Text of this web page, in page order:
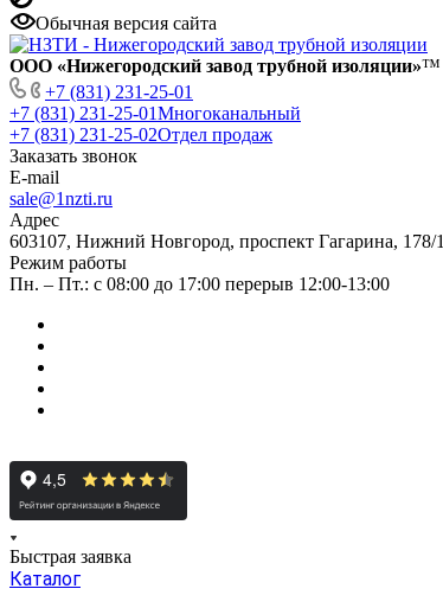
Обычная версия сайта
ООО «Нижегородский завод трубной изоляции»™
+7 (831) 231-25-01
+7 (831) 231-25-01Многоканальный
+7 (831) 231-25-02Отдел продаж
Заказать звонок
E-mail
sale@1nzti.ru
Адрес
603107, Нижний Новгород, проспект Гагарина, 178/1
Режим работы
Пн. – Пт.: с 08:00 до 17:00 перерыв 12:00-13:00
Быстрая заявка
Каталог